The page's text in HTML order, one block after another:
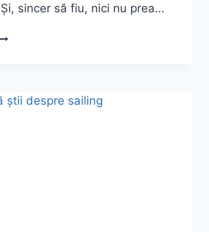
sincer să fiu, nici nu prea…